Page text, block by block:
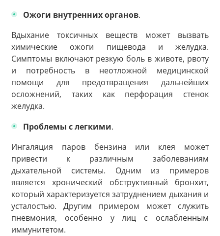
Ожоги внутренних органов.
Вдыхание токсичных веществ может вызвать
химические ожоги пищевода и желудка.
Симптомы включают резкую боль в животе, рвоту
и потребность в неотложной медицинской
помощи для предотвращения дальнейших
осложнений, таких как перфорация стенок
желудка.
Проблемы с легкими.
Ингаляция паров бензина или клея может
привести к различным заболеваниям
дыхательной системы. Одним из примеров
является хронический обструктивный бронхит,
который характеризуется затруднением дыхания и
усталостью. Другим примером может служить
пневмония, особенно у лиц с ослабленным
иммунитетом.